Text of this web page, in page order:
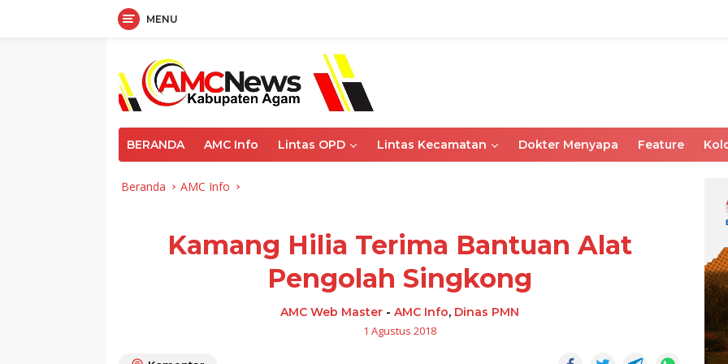
MENU
BERANDA AMC Info Lintas OPD Lintas Kecamatan Dokter Menyapa Feature
Beranda AMC Info
Kamang Hilia Terima Bantuan Alat
Pengolah Singkong
AMC Web Master- AMC Info, Dinas PMN
1 Agustus 2018